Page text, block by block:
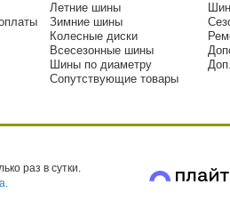
Летние шины
Зимние шины
Колесные диски
Всесезонные шины
Шины по диаметру
Сопутствующие товары
раз в сутки.